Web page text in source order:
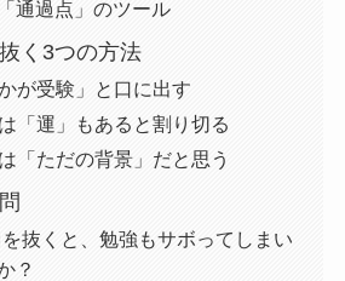
通過点」のツール
く3つの方法
が受験」と口に出す
「運」もあると割り切る
「ただの背景」だと思う
抜くと、勉強もサボってしまい
？